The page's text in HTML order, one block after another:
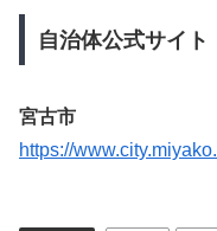
自治体公式サイト
宮古市
https://